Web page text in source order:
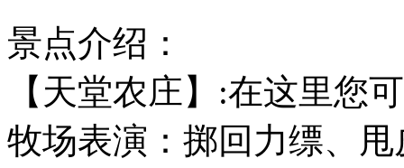
景点介绍：
【天堂农庄】:在这里您
牧场表演：掷回力缥、